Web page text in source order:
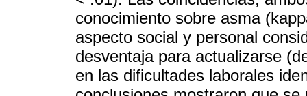
conocimiento sobre asma
aspecto social y personal
desventaja para actualizarse
en las dificultades laborales